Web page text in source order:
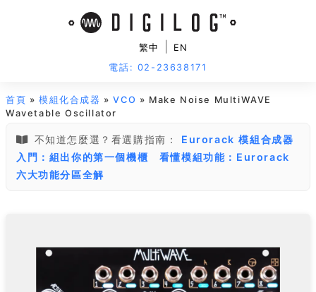
繁中
EN
電話: 02-23638171
首頁 »模組化合成器 »VCO » Make Noise MultiWAVE
Wavetable Oscillator
不知道怎麼選？看選購指南：
Eurorack 模組合成器
入門：組出你的第一個機櫃
看懂模組功能：Eurorack
六大功能分區全解